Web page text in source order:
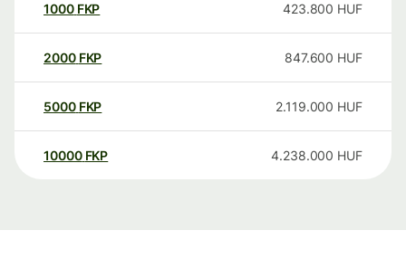
1000 FKP 423.800 HUF
2000 FKP 847.600 HUF
5000 FKP 2.119.000 HUF
10000 FKP 4.238.000 HUF